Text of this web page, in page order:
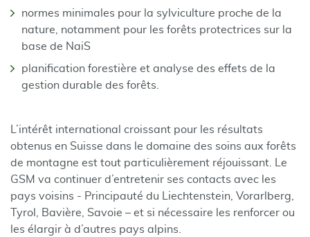
normes minimales pour la sylviculture proche de la
nature, notamment pour les forêts protectrices sur la
base de NaiS
planification forestière et analyse des effets de la
gestion durable des forêts.
L’intérêt international croissant pour les résultats
obtenus en Suisse dans le domaine des soins aux forêts
de montagne est tout particulièrement réjouissant. Le
GSM va continuer d’entretenir ses contacts avec les
pays voisins - Principauté du Liechtenstein, Vorarlberg,
Tyrol, Bavière, Savoie – et si nécessaire les renforcer ou
les élargir à d’autres pays alpins.